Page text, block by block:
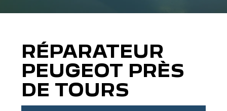
RÉPARATEUR
PEUGEOT PRÈS
DE TOURS